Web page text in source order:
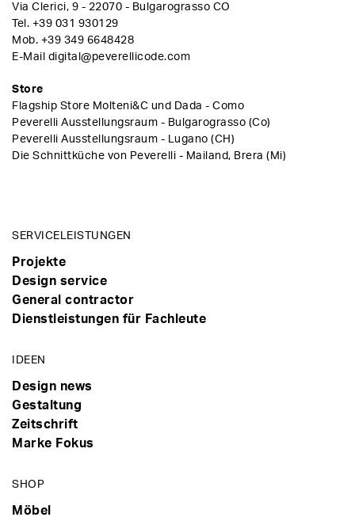
Via Clerici, 9 - 22070 - Bulgarograsso CO
Tel. +39 031 930129
Mob. +39 349 6648428
E-Mail digital@peverellicode.com
Store
Flagship Store Molteni&C und Dada - Como
Peverelli Ausstellungsraum - Bulgarograsso (Co)
Peverelli Ausstellungsraum - Lugano (CH)
Die Schnittküche von Peverelli - Mailand, Brera (Mi)
SERVICELEISTUNGEN
Projekte
Design service
General contractor
Dienstleistungen für Fachleute
IDEEN
Design news
Gestaltung
Zeitschrift
Marke Fokus
SHOP
Möbel